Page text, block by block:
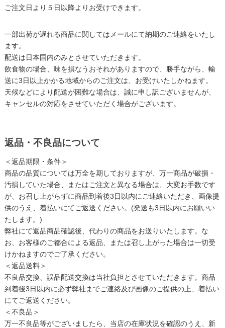
ご注文日より５日以降よりお受けできます。
一部出荷が遅れる商品に関してはメールにて納期のご連絡をいたし
ます。
配送は日本国内のみとさせていただきます。
飲食物の場合、味を損なうおそれがありますので、勝手ながら、輸
送に3日以上かかる地域からのご注文は、お受けいたしかねます。
天候などにより配送が困難な場合は、誠に申し訳ございませんが、
キャンセルの対応をさせていただく場合がございます。
返品・不良品について
＜返品期限・条件＞
商品の品質については万全を期しておりますが、万一商品が破損・
汚損していた場合、またはご注文と異なる場合は、大変お手数です
が、お召し上がらずに商品到着後3日以内にご連絡いただき、画像提
供のうえ、着払いにてご返送ください。(発送も3日以内にお願いい
たします。)
弊社にて返品商品確認後、代わりの商品をお送りいたします。な
お、お客様のご都合による返品、または召し上がった場合は一切受
けかねますのでご了承ください。
＜返品送料＞
不良品交換、誤品配送交換は当社負担とさせていただきます。商品
到着後3日以内に必ず弊社までご連絡及び画像のご提供の上、着払い
にてご返送ください。
＜不良品＞
万一不良品等がございましたら、当店の在庫状況を確認のうえ、新